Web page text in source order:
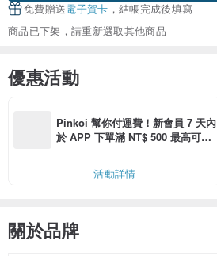
免費贈送電子賀卡 ，結帳完成後填寫
商品已下架，請重新選取其他商品
優惠活動
Pinkoi 幫你付運費！新會員 7 天內
於 APP 下單滿 NT$ 500 最高可折
活動詳情
關於品牌